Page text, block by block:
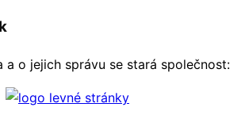
a o jejich správu se stará společnost: